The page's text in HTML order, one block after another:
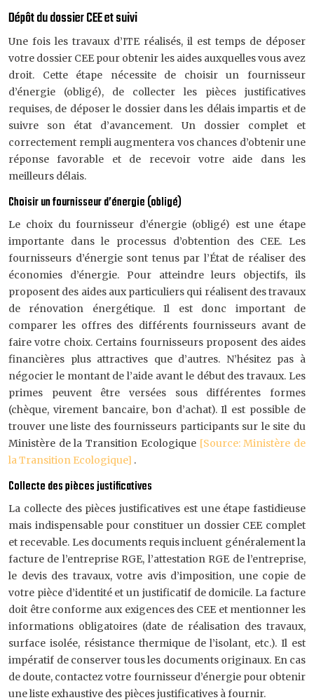
Dépôt du dossier CEE et suivi
Une fois les travaux d’ITE réalisés, il est temps de déposer
votre dossier CEE pour obtenir les aides auxquelles vous avez
droit. Cette étape nécessite de choisir un fournisseur
d’énergie (obligé), de collecter les pièces justificatives
requises, de déposer le dossier dans les délais impartis et de
suivre son état d’avancement. Un dossier complet et
correctement rempli augmentera vos chances d’obtenir une
réponse favorable et de recevoir votre aide dans les
meilleurs délais.
Choisir un fournisseur d’énergie (obligé)
Le choix du fournisseur d’énergie (obligé) est une étape
importante dans le processus d’obtention des CEE. Les
fournisseurs d’énergie sont tenus par l’État de réaliser des
économies d’énergie. Pour atteindre leurs objectifs, ils
proposent des aides aux particuliers qui réalisent des travaux
de rénovation énergétique. Il est donc important de
comparer les offres des différents fournisseurs avant de
faire votre choix. Certains fournisseurs proposent des aides
financières plus attractives que d’autres. N’hésitez pas à
négocier le montant de l’aide avant le début des travaux. Les
primes peuvent être versées sous différentes formes
(chèque, virement bancaire, bon d’achat). Il est possible de
trouver une liste des fournisseurs participants sur le site du
Ministère de la Transition Ecologique [Source: Ministère de
la Transition Ecologique] .
Collecte des pièces justificatives
La collecte des pièces justificatives est une étape fastidieuse
mais indispensable pour constituer un dossier CEE complet
et recevable. Les documents requis incluent généralement la
facture de l’entreprise RGE, l’attestation RGE de l’entreprise,
le devis des travaux, votre avis d’imposition, une copie de
votre pièce d’identité et un justificatif de domicile. La facture
doit être conforme aux exigences des CEE et mentionner les
informations obligatoires (date de réalisation des travaux,
surface isolée, résistance thermique de l’isolant, etc.). Il est
impératif de conserver tous les documents originaux. En cas
de doute, contactez votre fournisseur d’énergie pour obtenir
une liste exhaustive des pièces justificatives à fournir.